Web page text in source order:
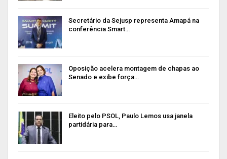
Secretário da Sejusp representa Amapá na
conferência Smart…
Oposição acelera montagem de chapas ao
Senado e exibe força…
Eleito pelo PSOL, Paulo Lemos usa janela
partidária para…